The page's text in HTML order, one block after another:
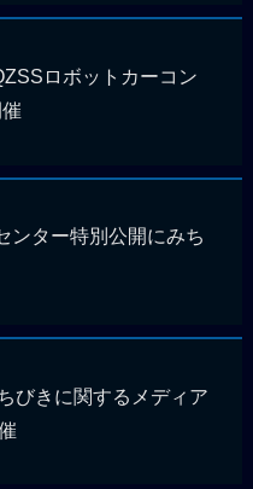
ロボットカーコン
ンター特別公開にみち
びきに関するメディア